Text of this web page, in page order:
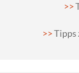
Tipps